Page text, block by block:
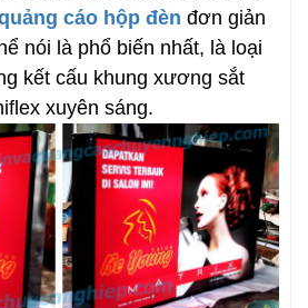
cáo hộp đèn đơn giản
nói là phổ biến nhất, là loại
kết cấu khung xương sắt
xuyên sáng.